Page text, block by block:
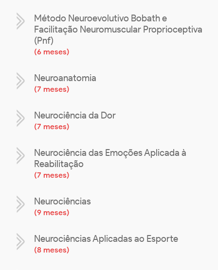
Método Neuroevolutivo Bobath e
Facilitação Neuromuscular Proprioceptiva
(Pnf)
(6 meses)
Neuroanatomia
(7 meses)
Neurociência da Dor
(7 meses)
Neurociência das Emoções Aplicada à
Reabilitação
(7 meses)
Neurociências
(9 meses)
Neurociências Aplicadas ao Esporte
(8 meses)